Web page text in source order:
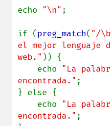
echo "\n" ;
if (preg_match( "/
el mejor lenguaje
web." )) {
    echo
"La
encontrada." ;
} else {
    echo
"La
encontrada." ;